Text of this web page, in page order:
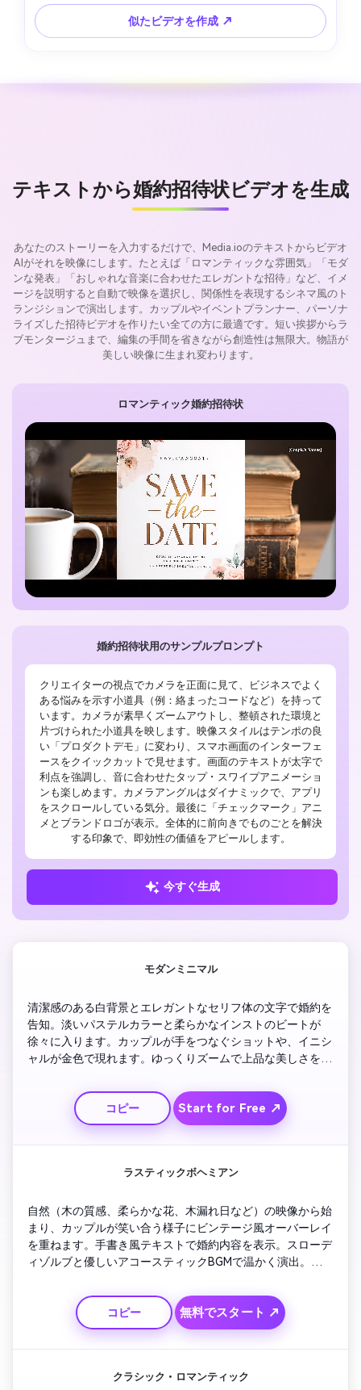
似たビデオを作成 ↗
テキストから婚約招待状ビデオを生成
あなたのストーリーを入力するだけで、Media.ioのテキストからビデオ
AIがそれを映像にします。たとえば「ロマンティックな雰囲気」「モダ
ンな発表」「おしゃれな音楽に合わせたエレガントな招待」など、イメ
ージを説明すると自動で映像を選択し、関係性を表現するシネマ風のト
ランジションで演出します。カップルやイベントプランナー、パーソナ
ライズした招待ビデオを作りたい全ての方に最適です。短い挨拶からラ
ブモンタージュまで、編集の手間を省きながら創造性は無限大。物語が
美しい映像に生まれ変わります。
婚約招待状用のサンプルプロンプト
クリエイターの視点でカメラを正面に見て、ビジネスでよく
ある悩みを示す小道具（例：絡まったコードなど）を持って
います。カメラが素早くズームアウトし、整頓された環境と
片づけられた小道具を映します。映像スタイルはテンポの良
い「プロダクトデモ」に変わり、スマホ画面のインターフェ
ースをクイックカットで見せます。画面のテキストが太字で
利点を強調し、音に合わせたタップ・スワイプアニメーショ
ンも楽しめます。カメラアングルはダイナミックで、アプリ
をスクロールしている気分。最後に「チェックマーク」アニ
メとブランドロゴが表示。全体的に前向きでものごとを解決
する印象で、即効性の価値をアピールします。
今すぐ生成
ロマンティック婚約招待状
モダンミニマル
清潔感のある白背景とエレガントなセリフ体の文字で婚約を
告知。淡いパステルカラーと柔らかなインストのビートが
徐々に入ります。カップルが手をつなぐショットや、イニシ
ャルが金色で現れます。ゆっくりズームで上品な美しさを演
Instagram Storiesにも最適。
コピー
Start for Free ↗
ラスティックボヘミアン
自然（木の質感、柔らかな花、木漏れ日など）の映像から始
まり、カップルが笑い合う様子にビンテージ風オーバーレイ
を重ねます。手書き風テキストで婚約内容を表示。スローデ
ィゾルブと優しいアコースティックBGMで温かく演出。最後
コピー 無料でスタート ↗
クラシック・ロマンティック